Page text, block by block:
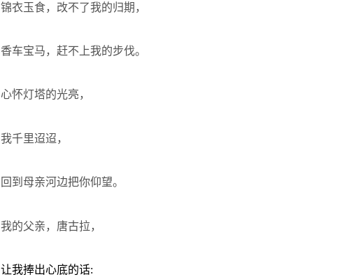
锦衣玉食，改不了我的归期，
香车宝马，赶不上我的步伐。
心怀灯塔的光亮，
我千里迢迢，
回到母亲河边把你仰望。
我的父亲，唐古拉，
让我捧出心底的话: